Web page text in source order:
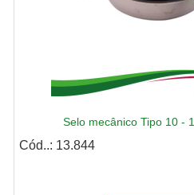
Selo mecânico Tipo 10 -
Cód..: 13.844